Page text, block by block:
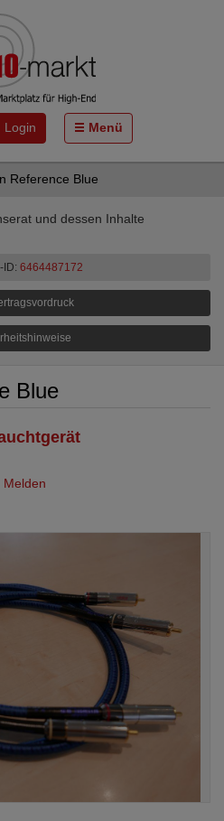
Login Menü
Reference Blue
und dessen Inhalte
ID: 6464487172
Blue
Melden